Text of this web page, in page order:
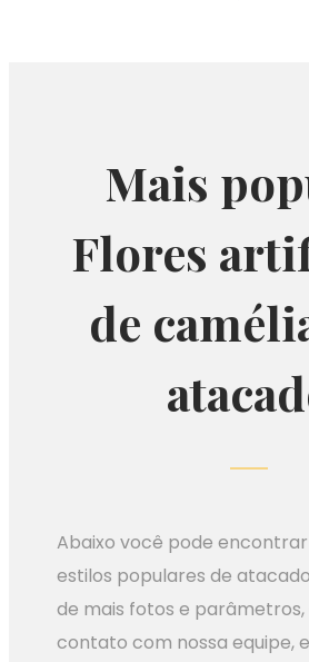
Mais
Flores
de
Abaixo você pode
estilos populares de
de mais fotos e
contato com nossa equipe,